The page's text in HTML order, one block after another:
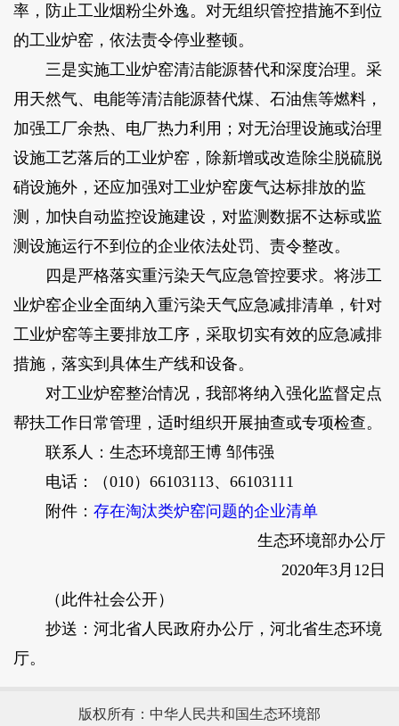
率，防止工业烟粉尘外逸。对无组织管控措施不到位
的工业炉窑，依法责令停业整顿。
三是实施工业炉窑清洁能源替代和深度治理。采
用天然气、电能等清洁能源替代煤、石油焦等燃料，
加强工厂余热、电厂热力利用；对无治理设施或治理
设施工艺落后的工业炉窑，除新增或改造除尘脱硫脱
硝设施外，还应加强对工业炉窑废气达标排放的监
测，加快自动监控设施建设，对监测数据不达标或监
测设施运行不到位的企业依法处罚、责令整改。
四是严格落实重污染天气应急管控要求。将涉工
业炉窑企业全面纳入重污染天气应急减排清单，针对
工业炉窑等主要排放工序，采取切实有效的应急减排
措施，落实到具体生产线和设备。
对工业炉窑整治情况，我部将纳入强化监督定点
帮扶工作日常管理，适时组织开展抽查或专项检查。
联系人：生态环境部王博 邹伟强
电话：（010）66103113、66103111
附件： 存在淘汰类炉窑问题的企业清单
生态环境部办公厅
2020年3月12日
（此件社会公开）
抄送：河北省人民政府办公厅，河北省生态环境
厅。
版权所有：中华人民共和国生态环境部